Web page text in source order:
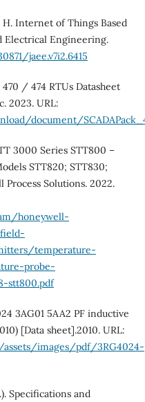
H. Internet of Things Based
Electrical Engineering.
jaee.v7i2.6415
/ 474 RTUs Datasheet
2023. URL:
document/
3000 Series STT800 –
STT820; STT830;
Process Solutions. 2022.
honeywell-
temperature-
probe-
stt800.pdf
3AG01 5AA2 PF inductive
[Data sheet].2010. URL:
images/pdf/3RG4024-
Specifications and